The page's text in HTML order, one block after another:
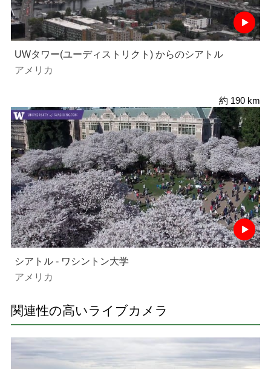
UWタワー(ユーディストリクト) からのシアトル
アメリカ
約 190 km
シアトル - ワシントン大学
アメリカ
関連性の高いライブカメラ